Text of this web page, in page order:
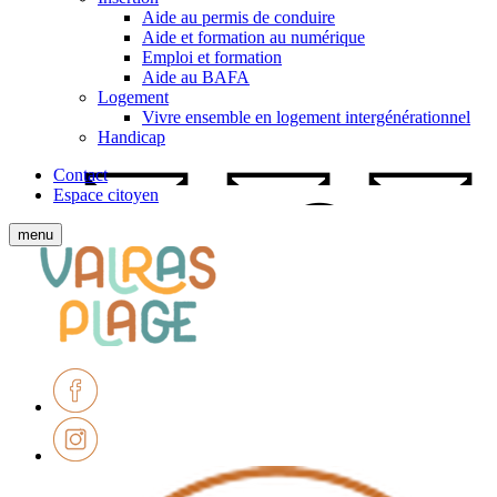
Aide au permis de conduire
Aide et formation au numérique
Emploi et formation
Aide au BAFA
Logement
Vivre ensemble en logement intergénérationnel
Handicap
Contact
Espace citoyen
Afficher
le
menu
mobile
menu